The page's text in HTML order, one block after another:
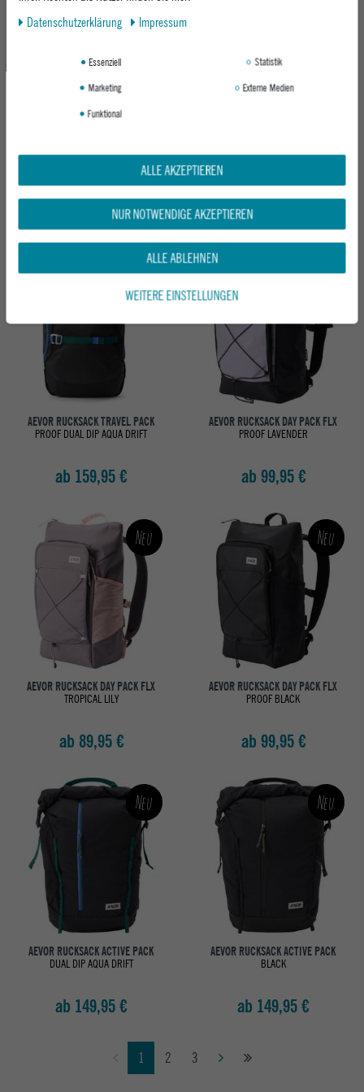
Neu
VANS RUCKSACK OLD SKOOL FLYING V
ab 37,95 €
RIP CURL DAMEN RUCKSACK DOME
39,95 €
AEVOR RUCKSACK TRAVEL PACK
PROOF DUAL DIP AQUA DRIFT
ab 159,95 €
Neu
AEVOR RUCKSACK DAY PACK FLX
PROOF LAVENDER
ab 99,95 €
Neu
AEVOR RUCKSACK DAY PACK FLX
TROPICAL LILY
ab 89,95 €
Neu
AEVOR RUCKSACK DAY PACK FLX
PROOF BLACK
ab 99,95 €
Neu
AEVOR RUCKSACK ACTIVE PACK
DUAL DIP AQUA DRIFT
ab 149,95 €
Neu
AEVOR RUCKSACK ACTIVE PACK
BLACK
ab 149,95 €
1 2 3
Daten­schutz­erklärung
Impressum
Essenziell
Statistik
Marketing
Externe Medien
Funktional
ALLE AKZEPTIEREN
NUR NOTWENDIGE AKZEPTIEREN
ALLE ABLEHNEN
WEITERE EINSTELLUNGEN